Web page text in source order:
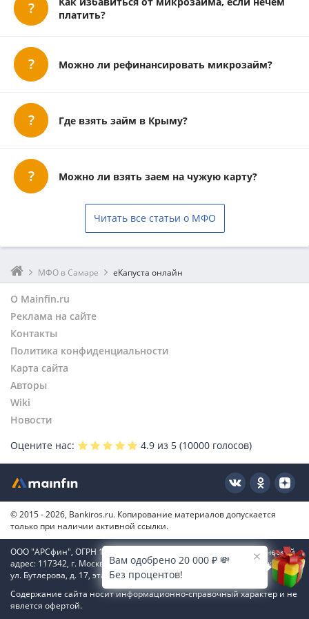
платить?
Можно ли рефинансировать микрозайм?
Где взять займ в Крыму?
Можно ли взять заем на чужую карту?
Читать все статьи о МФО
МФО в Самаре еКапуста онлайн
О Mainfin.ru
Реклама на сайте
Контакты
Политика конфиденциальности
Карта сайта
Авторы
Wiki
Новости
Оцените нас:
4.9 из 5 (10000 голосов)
© 2015 - 2026, Bankiros.ru. Копирование материалов допускается
только при наличии активной ссылки.
ООО "АРСфин", ОГРН 1187746346556, ИНН 7722445717, юридический
адрес: 117342, г. Москва, вн. тер. г. муниципальный округ Коньково,
ул. Бутлерова, д. 17, этаж 4, ком. 66
Содержание сайта носит информационно-справочный характер и не
явлется офертой.
Вам одобрено 20 000 ₽ 💸
Без процентов!